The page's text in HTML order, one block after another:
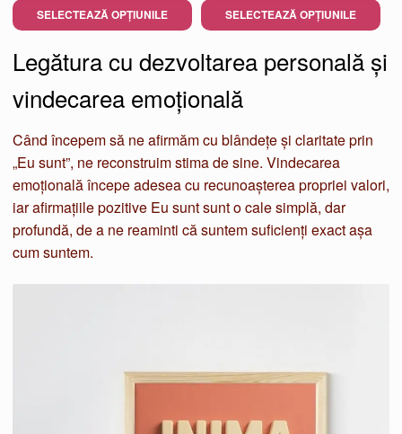
35,00 lei
până
la
SELECTEAZĂ OPȚIUNILE
produs
are
mai
multe
variații.
Opțiunile
pot
fi
alese
pagina
35,00 lei
până
la
150,00 lei
SELECTEAZĂ OPȚIUNILE
produs
mai
multe
variații.
Opțiunile
pot
fi
pagina
Legătura cu dezvoltarea personală și
vindecarea emoțională
Când începem să ne afirmăm cu blândețe și claritate prin
„Eu sunt”, ne reconstruim stima de sine. Vindecarea
emoțională începe adesea cu recunoașterea propriei valori,
iar afirmațiile pozitive Eu sunt sunt o cale simplă, dar
profundă, de a ne reaminti că suntem suficienți exact așa
cum suntem.